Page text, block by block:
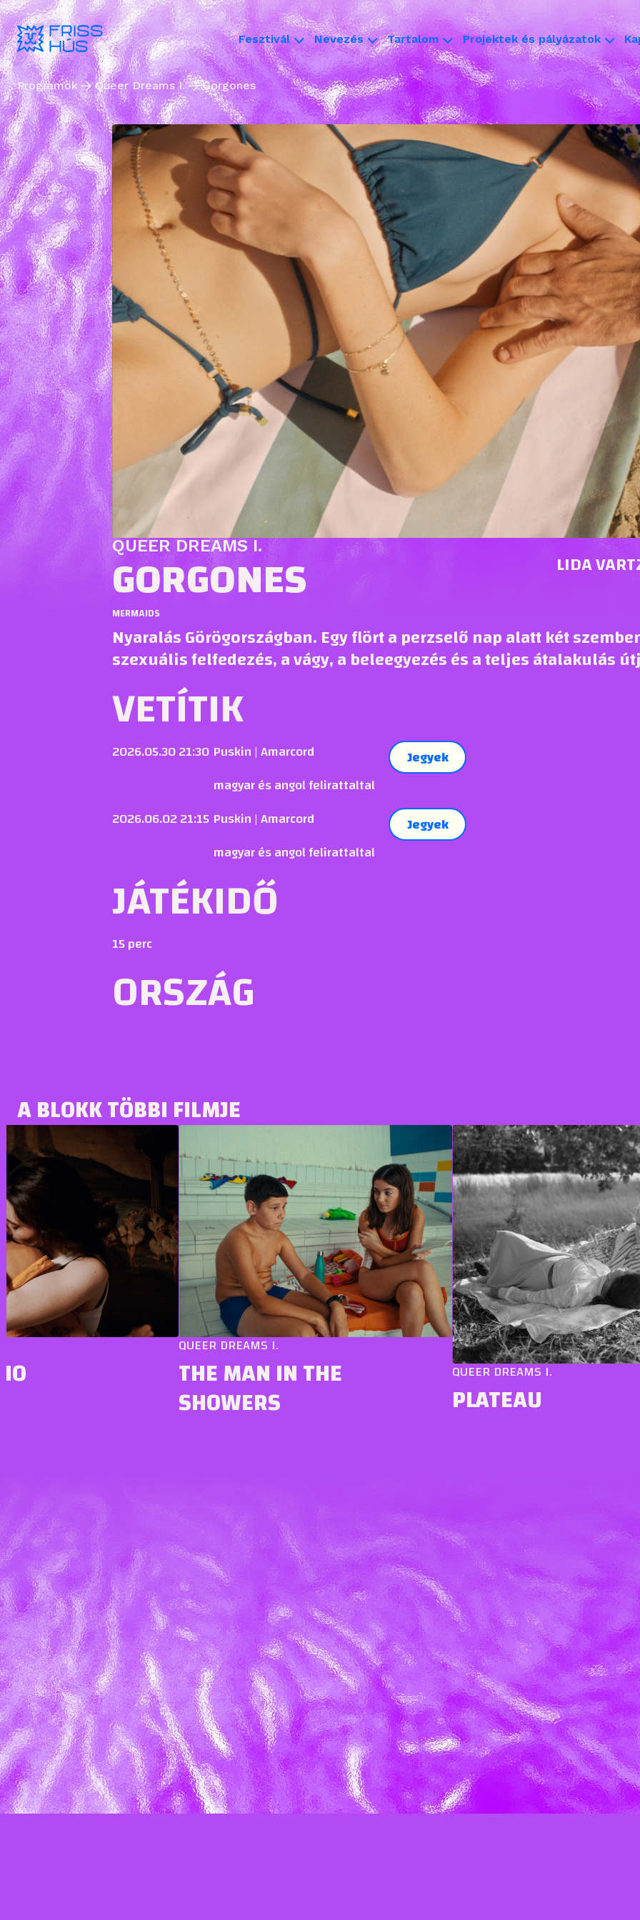
Fesztivál Nevezés Tartalom Projektek és pályázatok
Programok Queer Dreams I. Gorgones
QUEER DREAMS I.
GORGONES
MERMAIDS
LIDA
Nyaralás Görögországban. Egy flört a perzselő nap alatt két
szexuális felfedezés, a vágy, a beleegyezés és a teljes átalakulás
VETÍTIK
2026.05.30 21:30 Puskin | Amarcord
magyar és angol felirattaltal
Jegyek
2026.06.02 21:15 Puskin | Amarcord
magyar és angol felirattaltal
Jegyek
JÁTÉKIDŐ
15 perc
ORSZÁG
A BLOKK TÖBBI FILMJE
QUEER DREAMS I.
THE MAN IN THE
SHOWERS
QUEER DREAMS I.
PLATEAU